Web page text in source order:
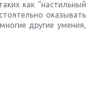
как “настильный
оказывать
другие умения,